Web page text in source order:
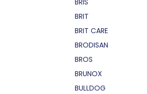
BRIS
BRIT
BRIT CARE
BRODISAN
BROS
BRUNOX
BULLDOG